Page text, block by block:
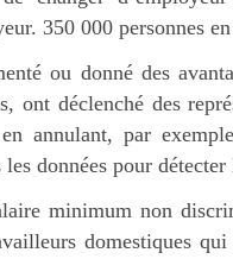
350 000 personnes
ou donné des
ont déclenché des
annulant, par
données pour
minimum non
domestiques